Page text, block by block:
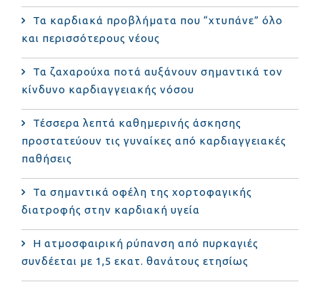
Τα καρδιακά προβλήματα που “χτυπάνε” όλο
και περισσότερους νέους
Τα ζαχαρούχα ποτά αυξάνουν σημαντικά τον
κίνδυνο καρδιαγγειακής νόσου
Τέσσερα λεπτά καθημερινής άσκησης
προστατεύουν τις γυναίκες από καρδιαγγειακές
παθήσεις
Τα σημαντικά οφέλη της χορτοφαγικής
διατροφής στην καρδιακή υγεία
Η ατμοσφαιρική ρύπανση από πυρκαγιές
συνδέεται με 1,5 εκατ. θανάτους ετησίως